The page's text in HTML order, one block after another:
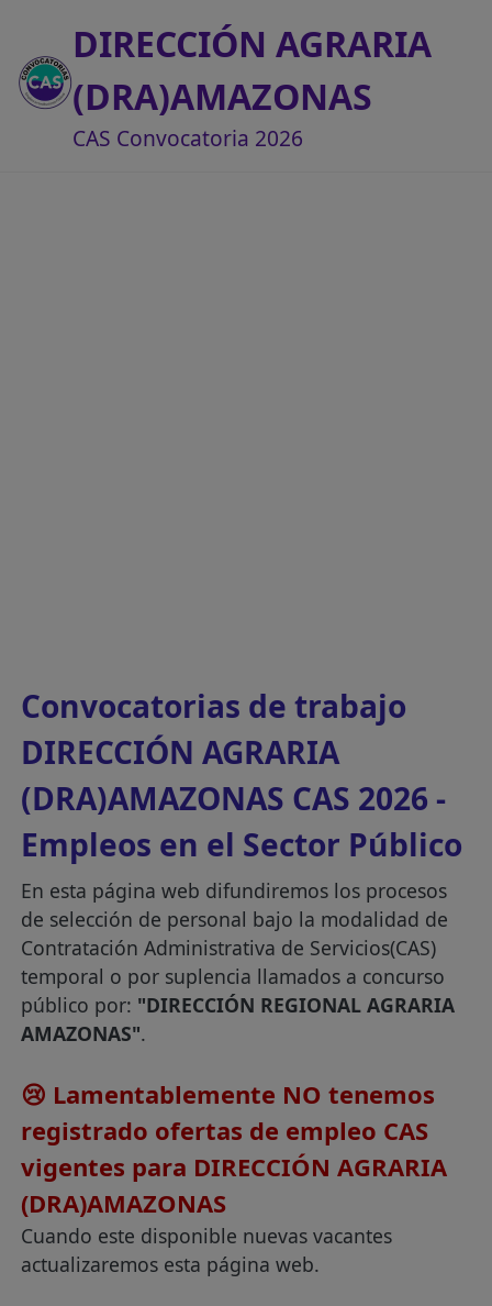
DIRECCIÓN AGRARIA
(DRA)AMAZONAS
CAS Convocatoria 2026
Convocatorias de trabajo
DIRECCIÓN AGRARIA
(DRA)AMAZONAS CAS 2026 -
Empleos en el Sector Público
En esta página web difundiremos los procesos
de selección de personal bajo la modalidad de
Contratación Administrativa de Servicios(CAS)
temporal o por suplencia llamados a concurso
público por: "DIRECCIÓN REGIONAL AGRARIA
AMAZONAS".
😢 Lamentablemente NO tenemos
registrado ofertas de empleo CAS
vigentes para DIRECCIÓN AGRARIA
(DRA)AMAZONAS
Cuando este disponible nuevas vacantes
actualizaremos esta página web.